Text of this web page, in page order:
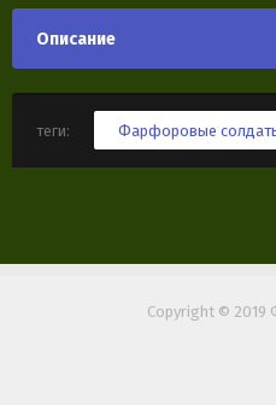
Описание
теги: Фарфоровые
Copyright ©